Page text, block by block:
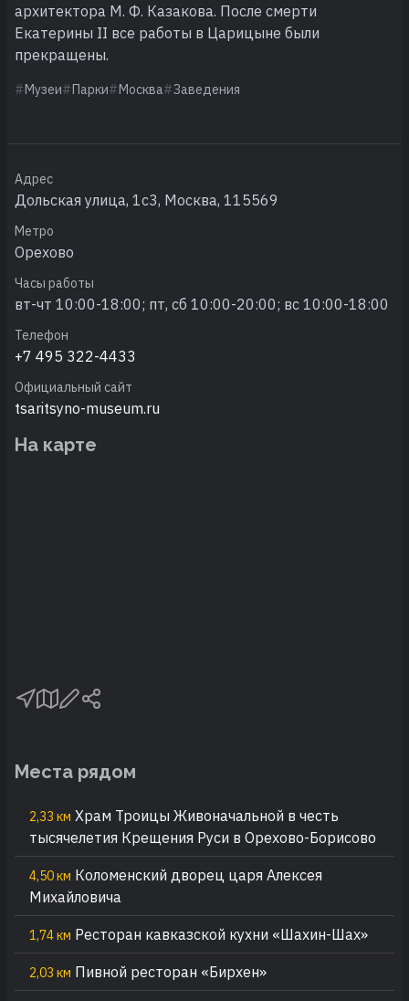
архитектора М. Ф. Казакова. После смерти
Екатерины II все работы в Царицыне были
прекращены.
Музеи Парки Москва Заведения
Адрес
Дольская улица, 1с3, Москва, 115569
Метро
Орехово
Часы работы
вт-чт 10:00-18:00; пт, сб 10:00-20:00; вс 10:00-18:00
Телефон
+7 495 322-4433
Официальный сайт
tsaritsyno-museum.ru
На карте
Места рядом
2,33 км Храм Троицы Живоначальной в честь
тысячелетия Крещения Руси в Орехово-Борисово
4,50 км Коломенский дворец царя Алексея
Михайловича
1,74 км Ресторан кавказской кухни «Шахин-Шах»
2,03 км Пивной ресторан «Бирхен»